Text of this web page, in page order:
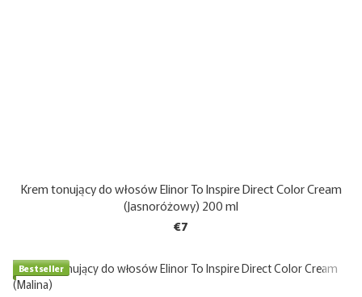
Krem tonujący do włosów Elinor To Inspire Direct Color Cream
(Jasnoróżowy) 200 ml
€7
Bestseller